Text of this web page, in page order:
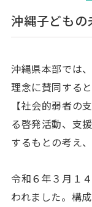
沖縄子ども
沖縄県本部では
理念に賛同する
【社会的弱者の
る啓発活動、支
するもとの考え
令和６年３月１
われました。構